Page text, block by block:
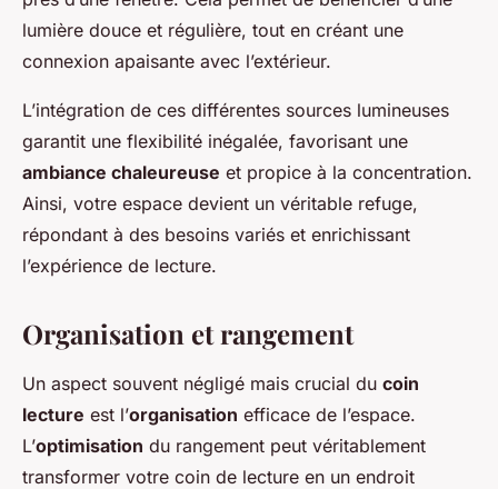
lumière douce et régulière, tout en créant une
connexion apaisante avec l’extérieur.
L’intégration de ces différentes sources lumineuses
garantit une flexibilité inégalée, favorisant une
ambiance chaleureuse et propice à la concentration.
Ainsi, votre espace devient un véritable refuge,
répondant à des besoins variés et enrichissant
l’expérience de lecture.
Organisation et rangement
Un aspect souvent négligé mais crucial du coin
lecture est l’organisation efficace de l’espace.
L’optimisation du rangement peut véritablement
transformer votre coin de lecture en un endroit